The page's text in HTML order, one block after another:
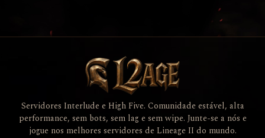
Servidores Interlude e High Five. Comunidade estável, alta
performance, sem bots, sem lag e sem wipe. Junte-se a nós e
jogue nos melhores servidores de Lineage II do mundo.